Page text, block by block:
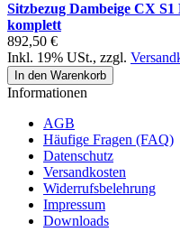
Sitzbezug Dambeige CX
komplett
892,50 €
Inkl. 19% USt., zzgl.
In den Warenkorb
Informationen
AGB
Häufige Fragen (FAQ)
Datenschutz
Versandkosten
Widerrufsbelehrung
Impressum
Downloads